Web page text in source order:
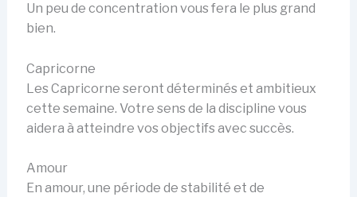
Un peu de concentration vous fera le plus grand
bien.
Capricorne
Les Capricorne seront déterminés et ambitieux
cette semaine. Votre sens de la discipline vous
aidera à atteindre vos objectifs avec succès.
Amour
En amour, une période de stabilité et de